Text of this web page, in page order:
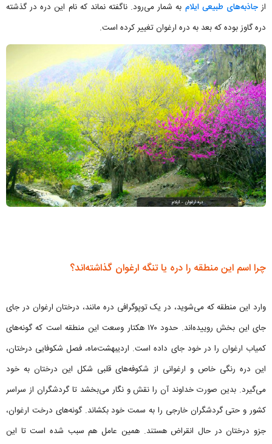
ازجاذبه‌های طبیعی ایلام به شمار می‌رود. ناگفته نماند که نام این دره در گذشته
دره گاوز بوده که بعد به دره ارغوان تغییر کرده است.
چرا اسم این منطقه را دره یا تنگه ارغوان گذاشته‌اند؟
وارد این منطقه که می‌شوید، در یک توپوگرافی دره مانند، درختان ارغوان در جای
جای این بخش روییده‌اند. حدود ۱۷۰ هکتار وسعت این منطقه است که گونه‌های
کمیاب ارغوان را در خود جای داده است. اردیبهشت‌ماه، فصل شکوفایی درختان،
این دره رنگی خاص و ارغوانی از شکوفه‌های قلبی شکل این درختان به خود
می‌گیرد. بدین صورت خداوند آن را نقش و نگار می‌بخشد تا گردشگران از سراسر
کشور و حتی گردشگران خارجی را به سمت خود بکشاند. گونه‌های درخت ارغوان،
جزو درختان در حال انقراض هستند. همین عامل هم سبب شده است تا این